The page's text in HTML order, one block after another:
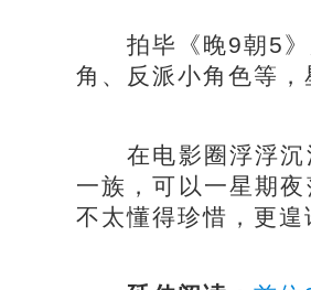
拍毕《晚9朝5》
角、反派小角色等，
在电影圈浮浮沉
一族，可以一星期
不太懂得珍惜，更遑